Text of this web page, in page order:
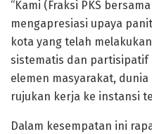
“Kami (Fraksi PKS
mengapresiasi upaya
kota yang telah
sistematis dan
elemen masyarakat,
rujukan kerja ke instansi
Dalam kesempatan ini